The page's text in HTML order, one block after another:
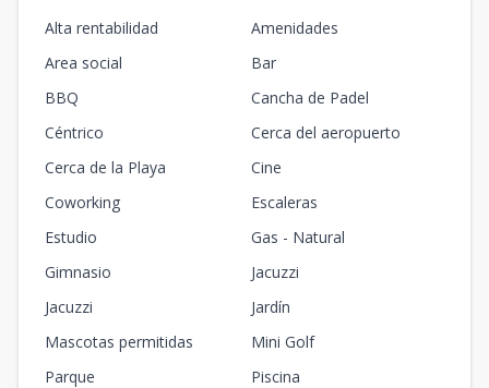
Alta rentabilidad
Amenidades
Area social
Bar
BBQ
Cancha de Padel
Céntrico
Cerca del aeropuerto
Cerca de la Playa
Cine
Coworking
Escaleras
Estudio
Gas - Natural
Gimnasio
Jacuzzi
Jacuzzi
Jardín
Mascotas permitidas
Mini Golf
Parque
Piscina